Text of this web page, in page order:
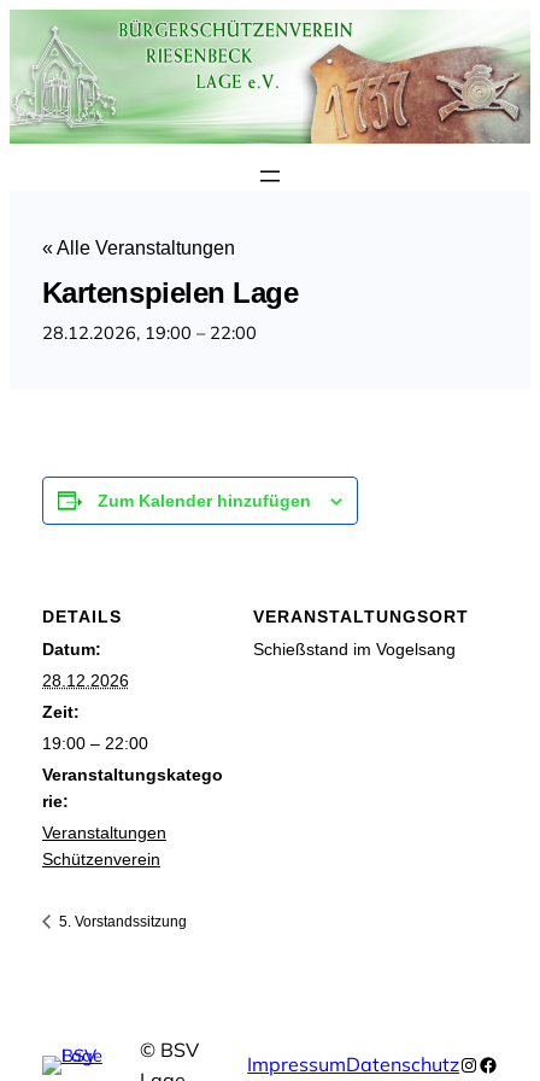
« Alle Veranstaltungen
Kartenspielen Lage
28.12.2026, 19:00 – 22:00
Zum Kalender hinzufügen
DETAILS
Datum:
28.12.2026
Zeit:
19:00 – 22:00
Veranstaltungskatego
rie:
Veranstaltungen
Schützenverein
VERANSTALTUNGSORT
Schießstand im Vogelsang
5. Vorstandssitzung
© BSV
ImpressumDatenschutz